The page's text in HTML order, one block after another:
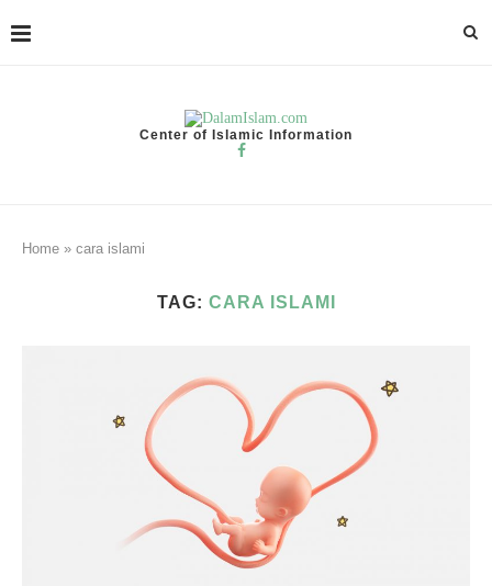
Center of Islamic Information
Home » cara islami
TAG: CARA ISLAMI